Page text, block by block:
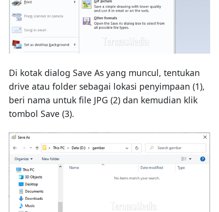
Di kotak dialog Save As yang muncul, tentukan
drive atau folder sebagai lokasi penyimpaan (1),
beri nama untuk file JPG (2) dan kemudian klik
tombol Save (3).